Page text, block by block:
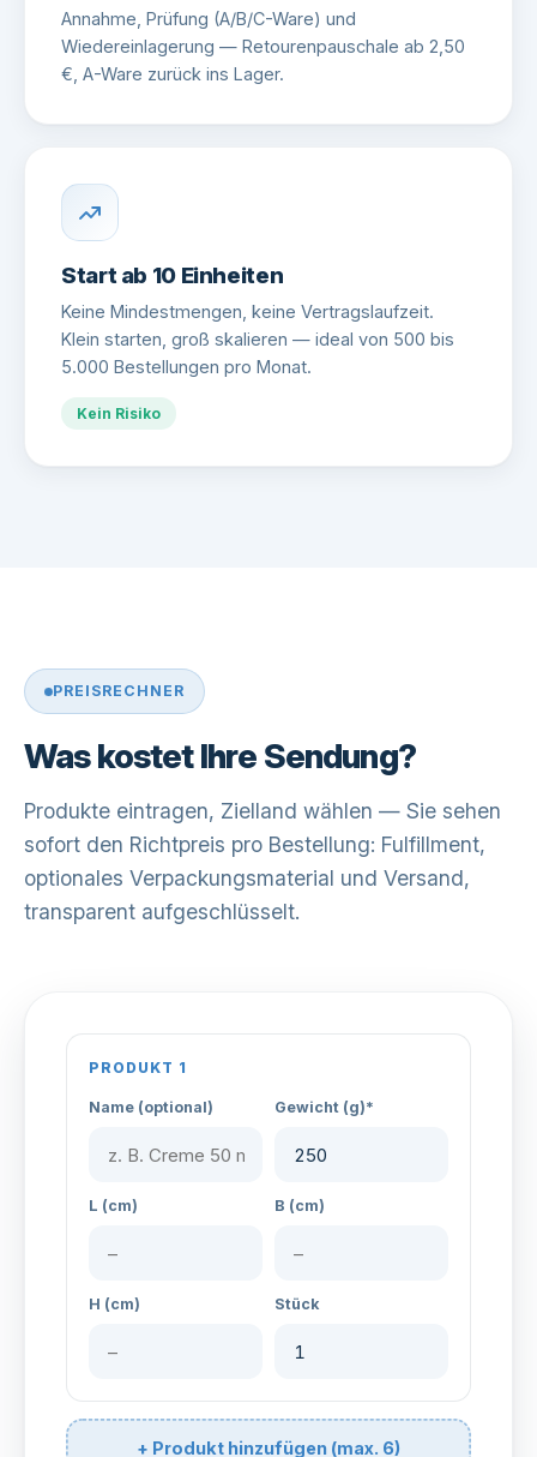
Annahme, Prüfung (A/B/C-Ware) und
Wiedereinlagerung — Retourenpauschale ab 2,50
€, A-Ware zurück ins Lager.
Start ab 10 Einheiten
Keine Mindestmengen, keine Vertragslaufzeit.
Klein starten, groß skalieren — ideal von 500 bis
5.000 Bestellungen pro Monat.
Kein Risiko
PREISRECHNER
Was kostet Ihre Sendung?
Produkte eintragen, Zielland wählen — Sie sehen
sofort den Richtpreis pro Bestellung: Fulfillment,
optionales Verpackungsmaterial und Versand,
transparent aufgeschlüsselt.
PRODUKT 1
Name (optional) Gewicht (g)*
L (cm) B (cm)
H (cm) Stück
+ Produkt hinzufügen (max. 6)